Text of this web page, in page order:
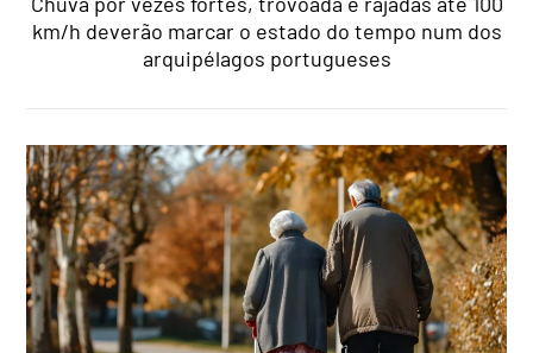
km/h deverão marcar o estado do tempo num dos
arquipélagos portugueses